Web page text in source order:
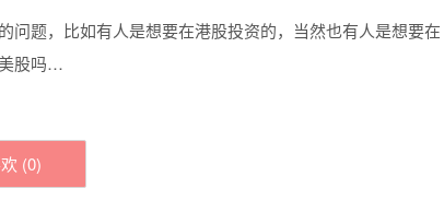
题，比如有人是想要在港股投资的，当然也有人是想要在
股吗…
(0)